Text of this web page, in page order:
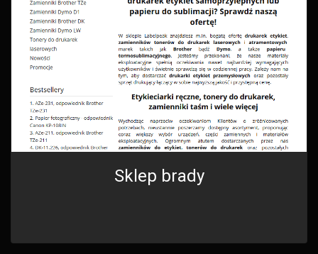
Sklep brady